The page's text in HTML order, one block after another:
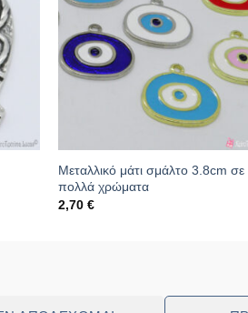
Μεταλλικό μάτι σμάλτο 3.8cm σε
πολλά χρώματα
2,70 €